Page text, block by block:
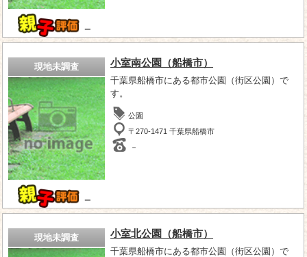
－
現地未調査
－
小室南公園（船橋市）
千葉県船橋市にある都市公園（街区公園）で
す。
公園
〒270-1471 千葉県船橋市
－
現地未調査 小室北公園（船橋市）
千葉県船橋市にある都市公園（街区公園）で